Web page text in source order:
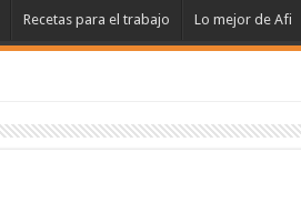
Recetas para el trabajo Lo mejor de Afi